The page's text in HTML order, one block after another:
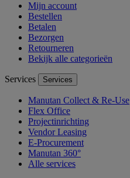
Mijn account
Bestellen
Betalen
Bezorgen
Retourneren
Bekijk alle categorieën
Services Services
Manutan Collect & Re-Use
Flex Office
Projectinrichting
Vendor Leasing
E-Procurement
Manutan 360°
Alle services